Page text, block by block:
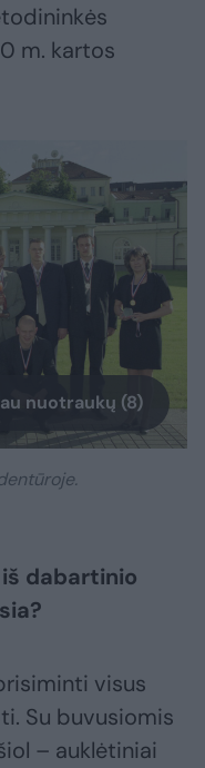
m. kartos
nuotraukų (8)
dabartinio
visus
Su buvusiomis
– auklėtiniai